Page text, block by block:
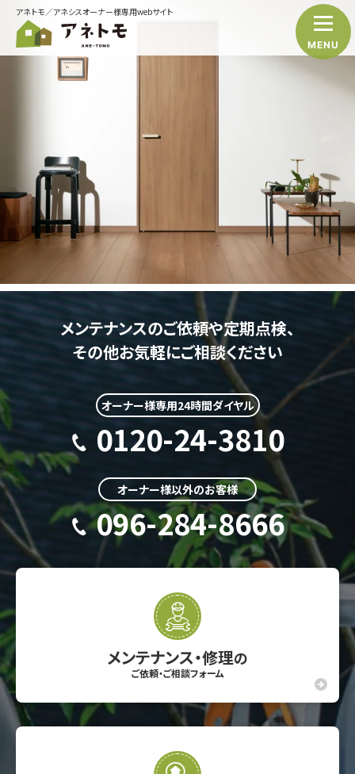
アネトモ／アネシスオーナー様専用webサイト
MENU
メンテナンスのご依頼や定期点検、
その他お気軽にご相談ください
オーナー様専用24時間ダイヤル
0120-24-3810
オーナー様以外のお客様
096-284-8666
メンテナンス・修理の
ご依頼・ご相談フォーム